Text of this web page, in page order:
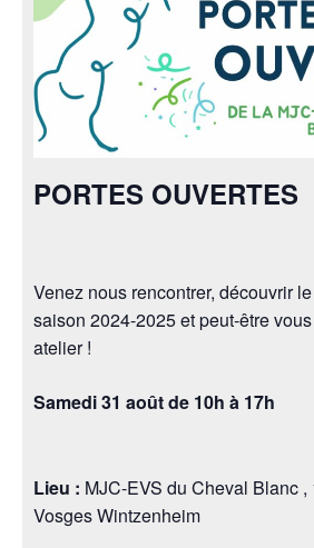
PORTES OUVERTES
Venez nous rencontrer, découvrir
saison 2024-2025 et peut-être
atelier !
Samedi 31 août de 10h à 17h
Lieu : MJC-EVS du Cheval Blanc ,
Vosges Wintzenheim